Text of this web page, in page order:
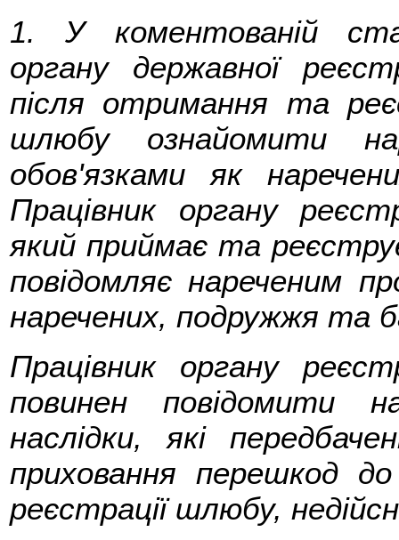
1. У коментованій
органу державної
після отримання та
шлюбу ознайомити
обов'язками як
Працівник органу
який приймає та
повідомляє нареченим
наречених, подружжя та
Працівник органу
повинен повідомити
наслідки, які
приховання перешкод
реєстрації шлюбу,